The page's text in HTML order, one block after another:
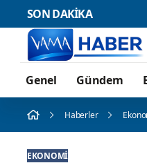
SON DAKİKA
Genel Gündem
Haberler
EKONOMI